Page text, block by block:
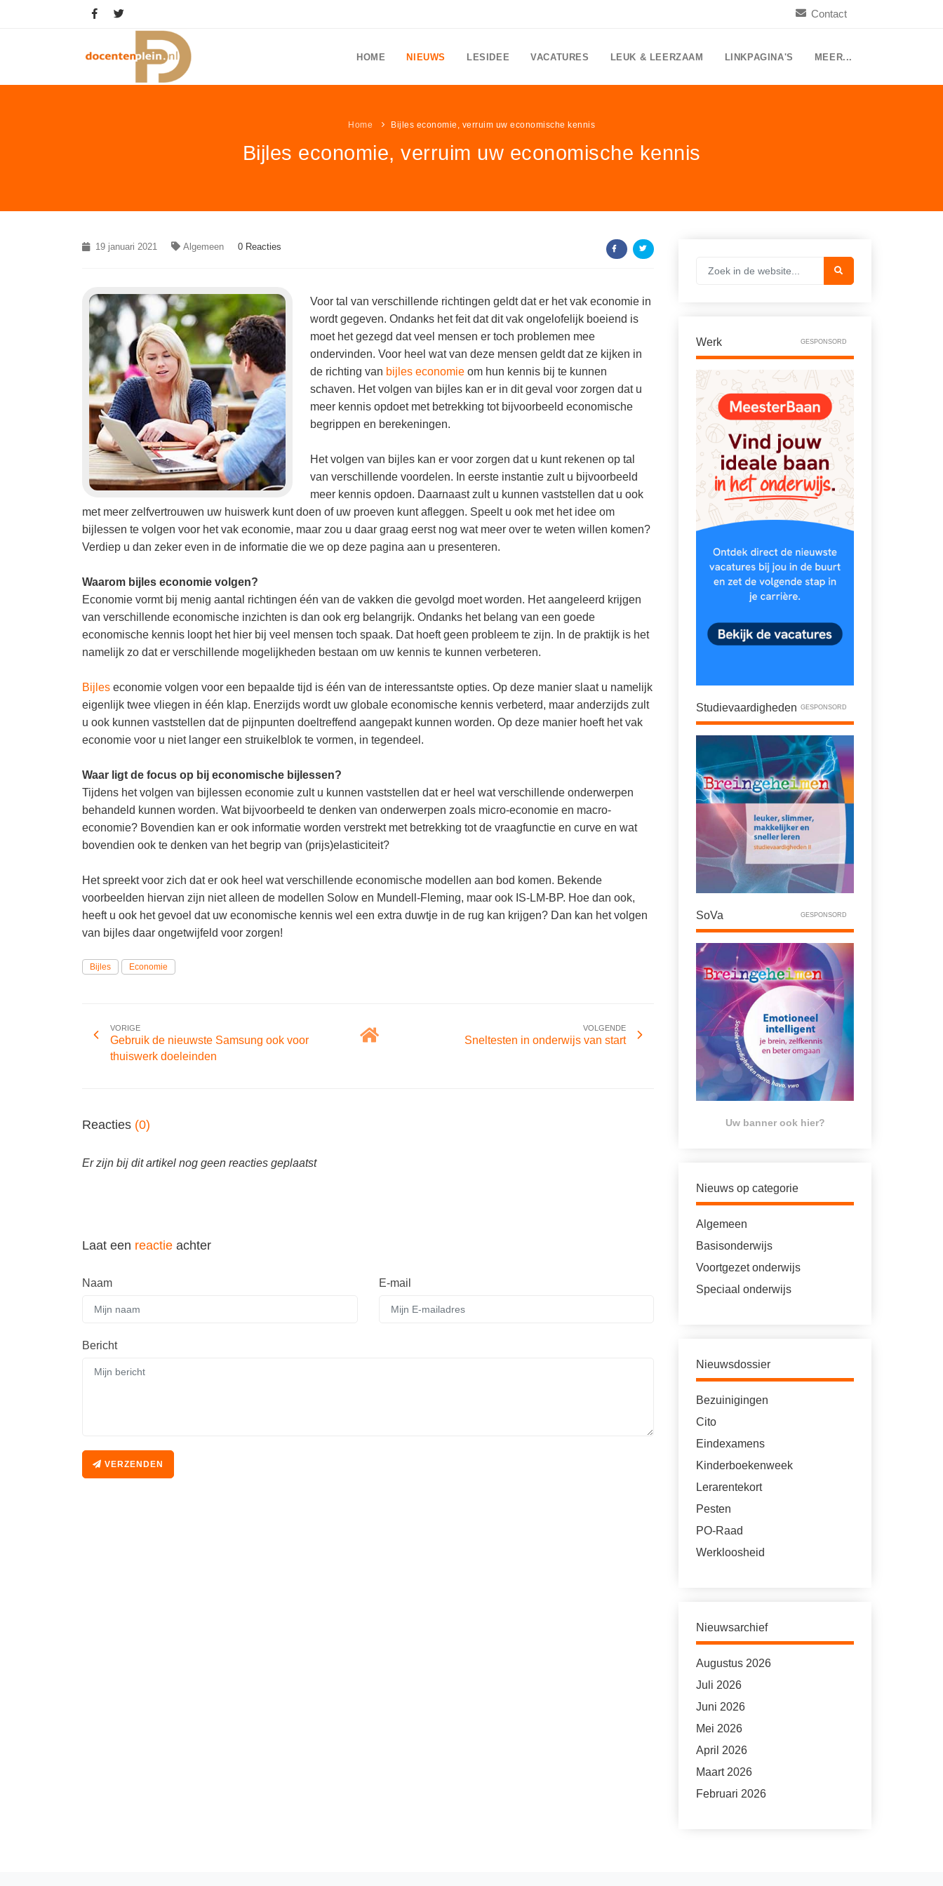
Contact
HOME NIEUWS LESIDEE VACATURES LEUK & LEERZAAM LINKPAGINA'S MEER...
Home Bijles economie, verruim uw economische kennis
Bijles economie, verruim uw economische kennis
19 januari 2021 Algemeen 0 Reacties
Voor tal van verschillende richtingen geldt dat er het vak economie in
wordt gegeven. Ondanks het feit dat dit vak ongelofelijk boeiend is
moet het gezegd dat veel mensen er toch problemen mee
ondervinden. Voor heel wat van deze mensen geldt dat ze kijken in
de richting van bijles economie om hun kennis bij te kunnen
schaven. Het volgen van bijles kan er in dit geval voor zorgen dat u
meer kennis opdoet met betrekking tot bijvoorbeeld economische
begrippen en berekeningen.
Het volgen van bijles kan er voor zorgen dat u kunt rekenen op tal
van verschillende voordelen. In eerste instantie zult u bijvoorbeeld
meer kennis opdoen. Daarnaast zult u kunnen vaststellen dat u ook
met meer zelfvertrouwen uw huiswerk kunt doen of uw proeven kunt afleggen. Speelt u ook met het idee om
bijlessen te volgen voor het vak economie, maar zou u daar graag eerst nog wat meer over te weten willen komen?
Verdiep u dan zeker even in de informatie die we op deze pagina aan u presenteren.
Waarom bijles economie volgen?
Economie vormt bij menig aantal richtingen één van de vakken die gevolgd moet worden. Het aangeleerd krijgen
van verschillende economische inzichten is dan ook erg belangrijk. Ondanks het belang van een goede
economische kennis loopt het hier bij veel mensen toch spaak. Dat hoeft geen probleem te zijn. In de praktijk is het
namelijk zo dat er verschillende mogelijkheden bestaan om uw kennis te kunnen verbeteren.
Bijles economie volgen voor een bepaalde tijd is één van de interessantste opties. Op deze manier slaat u namelijk
eigenlijk twee vliegen in één klap. Enerzijds wordt uw globale economische kennis verbeterd, maar anderzijds zult
u ook kunnen vaststellen dat de pijnpunten doeltreffend aangepakt kunnen worden. Op deze manier hoeft het vak
economie voor u niet langer een struikelblok te vormen, in tegendeel.
Waar ligt de focus op bij economische bijlessen?
Tijdens het volgen van bijlessen economie zult u kunnen vaststellen dat er heel wat verschillende onderwerpen
behandeld kunnen worden. Wat bijvoorbeeld te denken van onderwerpen zoals micro-economie en macro-
economie? Bovendien kan er ook informatie worden verstrekt met betrekking tot de vraagfunctie en curve en wat
bovendien ook te denken van het begrip van (prijs)elasticiteit?
Het spreekt voor zich dat er ook heel wat verschillende economische modellen aan bod komen. Bekende
voorbeelden hiervan zijn niet alleen de modellen Solow en Mundell-Fleming, maar ook IS-LM-BP. Hoe dan ook,
heeft u ook het gevoel dat uw economische kennis wel een extra duwtje in de rug kan krijgen? Dan kan het volgen
van bijles daar ongetwijfeld voor zorgen!
Bijles Economie
VORIGE
Gebruik de nieuwste Samsung ook voor
thuiswerk doeleinden
VOLGENDE
Sneltesten in onderwijs van start
Reacties (0)
Er zijn bij dit artikel nog geen reacties geplaatst
Laat een reactie achter
Naam E-mail
Bericht
VERZENDEN
Werk GESPONSORD
Studievaardigheden GESPONSORD
SoVa GESPONSORD
Uw banner ook hier?
Nieuws op categorie
Algemeen
Basisonderwijs
Voortgezet onderwijs
Speciaal onderwijs
Nieuwsdossier
Bezuinigingen
Cito
Eindexamens
Kinderboekenweek
Lerarentekort
Pesten
PO-Raad
Werkloosheid
Nieuwsarchief
Augustus 2026
Juli 2026
Juni 2026
Mei 2026
April 2026
Maart 2026
Februari 2026